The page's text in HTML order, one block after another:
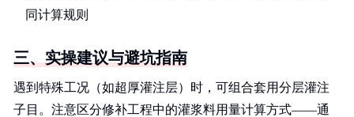
同计算规则
三、实操建议与避坑指南
遇到特殊工况（如超厚灌注层）时，可组合套用分层灌注
子目。注意区分修补工程中的灌浆料用量计算方式——通